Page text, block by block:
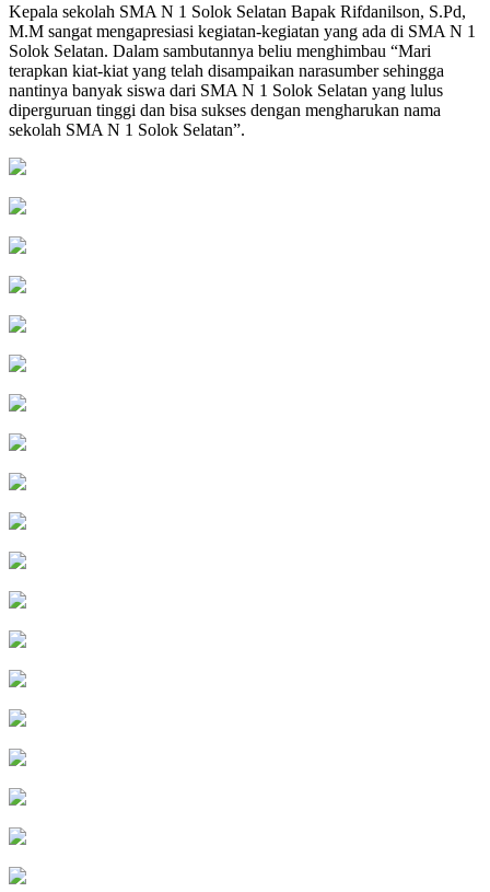
Kepala sekolah SMA N 1 Solok Selatan Bapak Rifdanilson, S.Pd,
M.M sangat mengapresiasi kegiatan-kegiatan yang ada di SMA N 1
Solok Selatan. Dalam sambutannya beliu menghimbau “Mari
terapkan kiat-kiat yang telah disampaikan narasumber sehingga
nantinya banyak siswa dari SMA N 1 Solok Selatan yang lulus
diperguruan tinggi dan bisa sukses dengan mengharukan nama
sekolah SMA N 1 Solok Selatan”.